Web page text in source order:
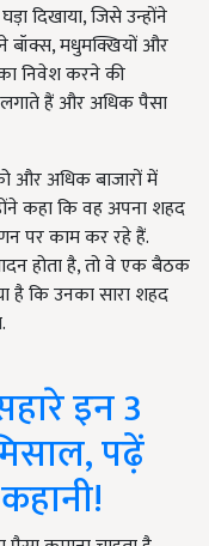
दिखाया, जिसे उन्होंने
बॉक्स, मधुमक्खियों और
निवेश करने की
हैं और अधिक पैसा
और अधिक बाजारों में
कहा कि वह अपना शहद
पर काम कर रहे हैं.
होता है, तो वे एक बैठक
है कि उनका सारा शहद
इन 3
पढ़ें